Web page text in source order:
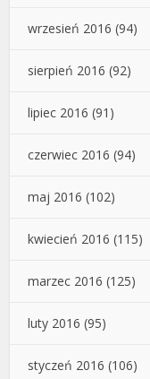
wrzesień 2016 (94)
sierpień 2016 (92)
lipiec 2016 (91)
czerwiec 2016 (94)
maj 2016 (102)
kwiecień 2016 (115)
marzec 2016 (125)
luty 2016 (95)
styczeń 2016 (106)